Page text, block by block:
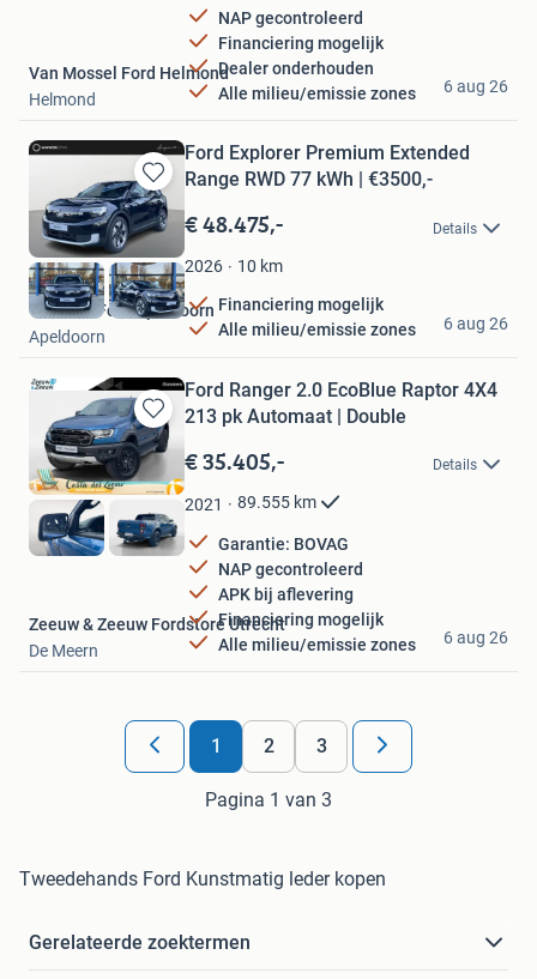
NAP gecontroleerd
Financiering mogelijk
Dealer onderhouden
Alle milieu/emissie zones
Van Mossel Ford Helmond
Helmond
6 aug 26
Bewaren
in
Mijn
Favorieten
Ford Explorer Premium Extended
Range RWD 77 kWh | €3500,-
€ 48.475,- Details
2026 10 km
Financiering mogelijk
Alle milieu/emissie zones
Wensink Ford Apeldoorn
Apeldoorn
6 aug 26
Bewaren
in
Mijn
Favorieten
Ford Ranger 2.0 EcoBlue Raptor 4X4
213 pk Automaat | Double
€ 35.405,- Details
2021 89.555 km
Garantie: BOVAG
NAP gecontroleerd
APK bij aflevering
Financiering mogelijk
Alle milieu/emissie zones
Zeeuw & Zeeuw Fordstore Utrecht
De Meern
6 aug 26
1 2 3
Pagina 1 van 3
Tweedehands Ford Kunstmatig leder kopen
Gerelateerde zoektermen